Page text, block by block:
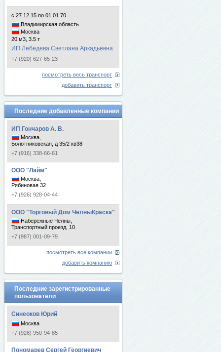
с 27.12.15 по 01.01.70
Владимирская область
Москва
20 м3, 3.5 т
ИП Лебедева Светлана Аркадьевна
+7 (920) 627-65-23
посмотреть весь транспорт
добавить транспорт
Последние добавленные компании
ИП Гончаров А. В.
Москва,
Болотниковская, д 35/2 кв38
+7 (916) 338-66-61
ООО "Лайм"
Москва,
Рябиновая 32
+7 (926) 928-04-44
ООО "Торговый Дом ЧелныКраска"
Набережные Челны,
Транспортный проезд, 10
+7 (987) 001-09-79
посмотреть все компании
добавить компанию
Последние зарегистрированные
пользователи
Синеоков Юрий
Москва
+7 (926) 950-94-85
Пономарев Сергей Георгиевич